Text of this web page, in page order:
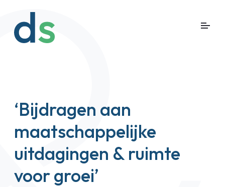
‘Bijdragen aan
maatschappelijke
uitdagingen & ruimte
voor groei’